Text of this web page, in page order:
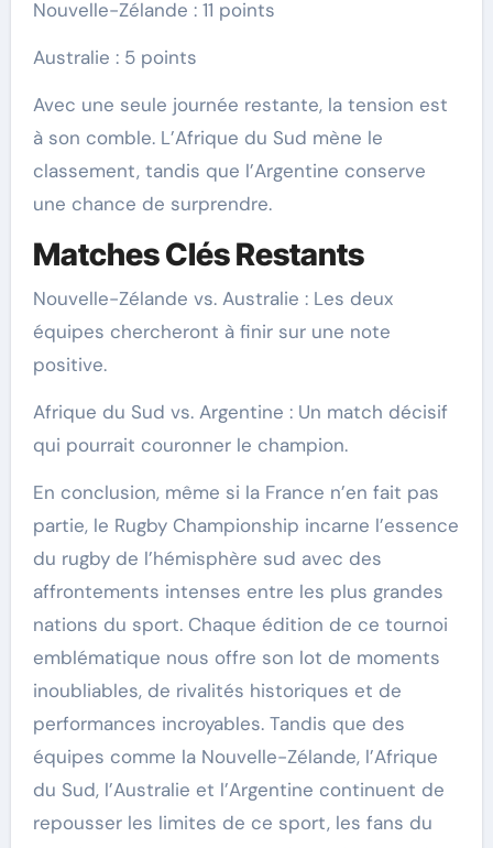
Nouvelle-Zélande : 11 points
Australie : 5 points
Avec une seule journée restante, la tension est
à son comble. L’Afrique du Sud mène le
classement, tandis que l’Argentine conserve
une chance de surprendre.
Matches Clés Restants
Nouvelle-Zélande vs. Australie : Les deux
équipes chercheront à finir sur une note
positive.
Afrique du Sud vs. Argentine : Un match décisif
qui pourrait couronner le champion.
En conclusion, même si la France n’en fait pas
partie, le Rugby Championship incarne l’essence
du rugby de l’hémisphère sud avec des
affrontements intenses entre les plus grandes
nations du sport. Chaque édition de ce tournoi
emblématique nous offre son lot de moments
inoubliables, de rivalités historiques et de
performances incroyables. Tandis que des
équipes comme la Nouvelle-Zélande, l’Afrique
du Sud, l’Australie et l’Argentine continuent de
repousser les limites de ce sport, les fans du